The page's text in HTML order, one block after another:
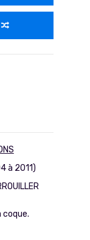
à 2011)
coque.